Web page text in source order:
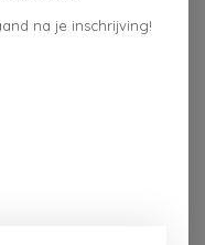
na je inschrijving!